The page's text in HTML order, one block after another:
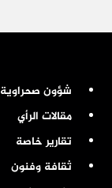
شؤون صحراوية
مقالات الرأي
تقارير خاصة
ثقافة وفنون